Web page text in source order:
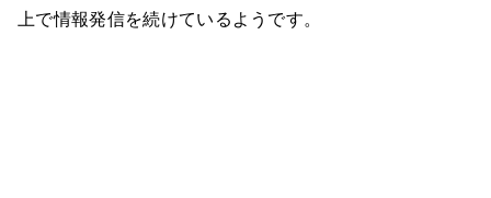
上で情報発信を続けているようです。